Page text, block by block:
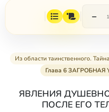
−
Из области таинственного.
Глава 6
ЯВЛЕНИЯ
ПОСЛЕ ЕГО